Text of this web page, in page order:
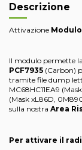
Descrizione
Attivazione
Il modulo permette
PCF7935 (Carbon)
tramite file dump
MC68HC11EA9
(Mask xL86D,
sulla nostra Area
Per attivare il